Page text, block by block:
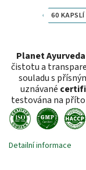
60
Planet Ayurveda
čistotu a
souladu s
uznávané
testována na
Detailní informace